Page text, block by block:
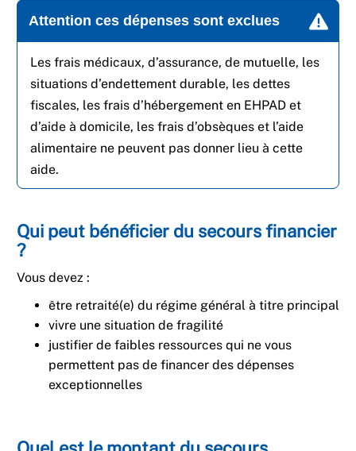
Attention ces dépenses sont exclues
Les frais médicaux, d’assurance, de mutuelle, les
situations d’endettement durable, les dettes
fiscales, les frais d’hébergement en EHPAD et
d’aide à domicile, les frais d’obsèques et l’aide
alimentaire ne peuvent pas donner lieu à cette
aide.
Qui peut bénéficier du secours financier
?
Vous devez :
être retraité(e) du régime général à titre principal
vivre une situation de fragilité
justifier de faibles ressources qui ne vous
permettent pas de financer des dépenses
exceptionnelles